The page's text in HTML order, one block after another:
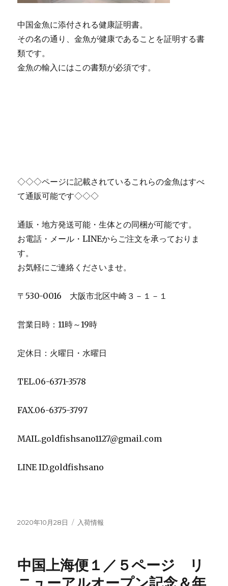
中国金魚に添付される健康証明書。
その名の通り、金魚が健康であることを証明する書
類です。
金魚の輸入にはこの書類が必須です。
◇◇◇ページに記載されているこれらの金魚はすべ
て通販可能です◇◇◇
通販・地方発送可能・生体との同梱が可能です。
お電話・メール・LINEからご注文を承っておりま
す。
お気軽にご連絡くださいませ。
〒530-0016 大阪市北区中崎３－１－１
営業日時：11時～19時
定休日：火曜日・水曜日
TEL.06-6371-3578
FAX.06-6375-3797
MAIL.goldfishsano1127@gmail.com
LINE ID.goldfishsano
投
2020年10月28日
カ
ー
入荷情報
中国上海便１／５ページ リ